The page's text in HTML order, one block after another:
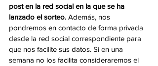
post en la red social en la que se ha
lanzado el sorteo. Además, nos
pondremos en contacto de forma privada
desde la red social correspondiente para
que nos facilite sus datos. Si en una
semana no los facilita consideraremos el